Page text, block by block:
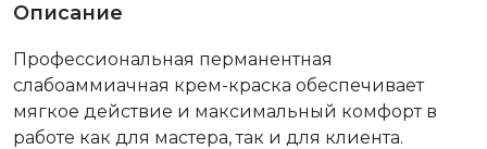
Описание
Профессиональная перманентная
слабоаммиачная крем-краска обеспечивает
мягкое действие и максимальный комфорт в
работе как для мастера, так и для клиента.